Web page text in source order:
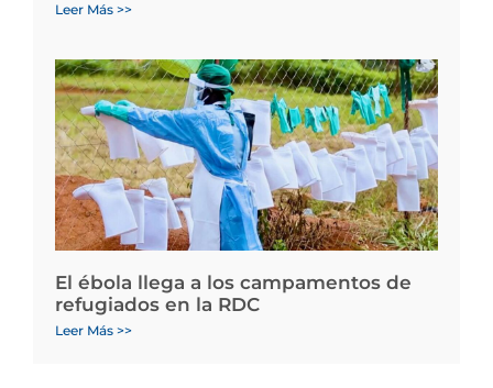
Leer Más >>
El ébola llega a los campamentos de
refugiados en la RDC
Leer Más >>